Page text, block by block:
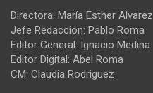
Directora: María Esther Alvarez
Jefe Redacción: Pablo Roma
Editor General: Ignacio Medina
Editor Digital: Abel Roma
CM: Claudia Rodriguez